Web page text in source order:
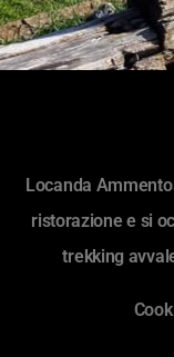
Locanda
ristorazione e si
trekking